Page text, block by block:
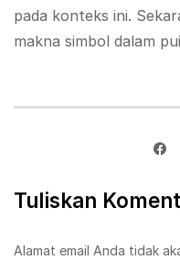
pada konteks ini.
makna simbol dalam
Tuliskan
Alamat email Anda tidak